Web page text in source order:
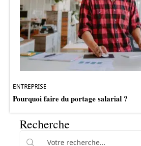
ENTREPRISE
Pourquoi faire du portage salarial ?
Recherche